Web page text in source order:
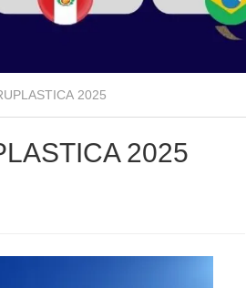
2025
2025